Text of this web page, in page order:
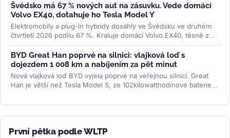
Švédsko má 67 % nových aut na zásuvku. Vede domácí
Volvo EX40, dotahuje ho Tesla Model Y
Elektromobily a plug-in hybridy dosáhly ve Švédsku ve druhém
čtvrtletí 2026 podílu 67 %. Kraluje domácí Volvo EX40, těsně za
ním Tesla...>>
BYD Great Han poprvé na silnici: vlajková loď s
dojezdem 1 008 km a nabíjením za pět minut
Nová vlajková loď BYD vyjela poprvé na veřejnou silnici. Great
Han je větší než Tesla Model S, ze 102kilowatthodinové baterie
První pětka podle WLTP